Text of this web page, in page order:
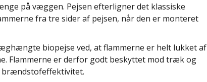
på væggen. Pejsen efterligner det klassiske
fra tre sider af pejsen, når den er monteret
biopejse ved, at flammerne er helt lukket af
Flammerne er derfor godt beskyttet mod træk og
brændstofeffektivitet.